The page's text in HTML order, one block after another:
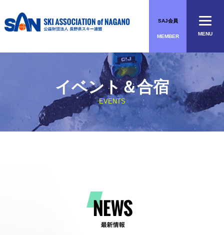
to
content
SAJ会員
MEMBER
イベント＆合宿
EVENTS
MENU